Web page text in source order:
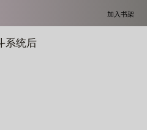
加入书架
系统后